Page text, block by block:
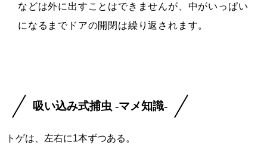
などは外に出すことはできませんが、中がいっぱい
になるまでドアの開閉は繰り返されます。
吸い込み式捕虫 -マメ知識-
トゲは、左右に1本ずつある。